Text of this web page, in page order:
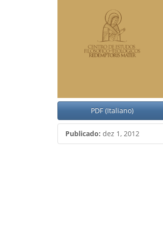
PDF (Italiano)
Publicado: dez 1, 2012